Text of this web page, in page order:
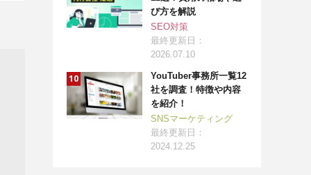
び方を解説
SEO対策
最終更新日：
2026.07.10
YouTuber事務所一覧12
社を調査！特徴や内容
を紹介！
SNSマーケティング
最終更新日：
2024.12.25